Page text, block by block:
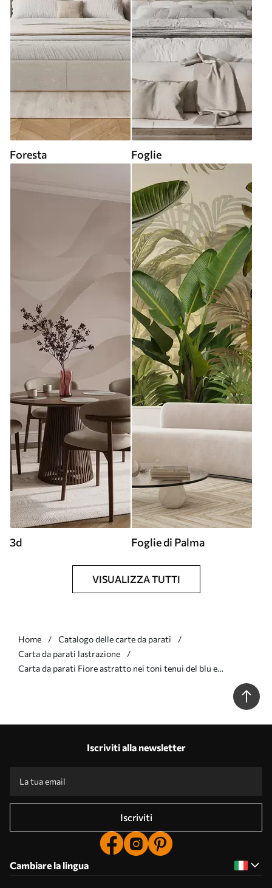
Foresta Foglie
3d Foglie di Palma
VISUALIZZA TUTTI
Home
Catalogo delle carte da parati
Carta da parati lastrazione
Carta da parati Fiore astratto nei toni tenui del blu e
Iscriviti alla newsletter
Iscriviti
Cambiare la lingua